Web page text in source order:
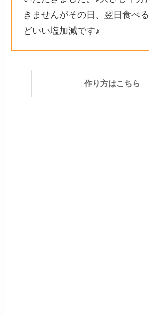
きませんがその日、翌日食べ
どいい塩加減です♪
作り方はこちら